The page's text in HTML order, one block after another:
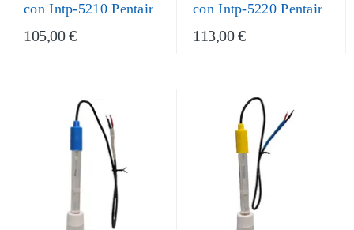
con Intp-5210 Pentair
105,00 €
con Intp-5220 Pentair
113,00 €